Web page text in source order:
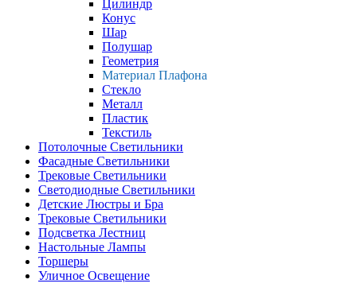
Цилиндр
Конус
Шар
Полушар
Геометрия
Материал Плафона
Стекло
Металл
Пластик
Текстиль
Потолочные Светильники
Фасадные Светильники
Трековые Светильники
Светодиодные Светильники
Детские Люстры и Бра
Трековые Светильники
Подсветка Лестниц
Настольные Лампы
Торшеры
Уличное Освещение